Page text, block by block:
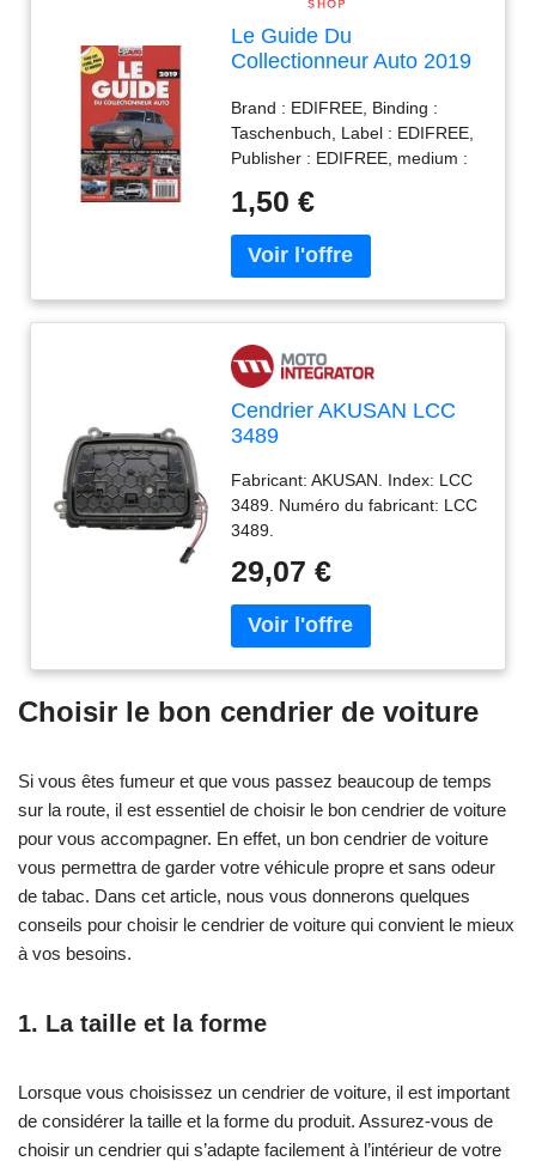
Le Guide Du
Collectionneur Auto 2019
Adresses Et Infos Pour
Rouler En Voiture De
Collection
Brand : EDIFREE, Binding :
Taschenbuch, Label : EDIFREE,
Publisher : EDIFREE, medium :
288, publicationDate : 2019-02-
14, ISBN : 2905171936
1,50 €
Cendrier AKUSAN LCC
3489
Fabricant: AKUSAN. Index: LCC
3489. Numéro du fabricant: LCC
3489.
29,07 €
Choisir le bon cendrier de voiture
Si vous êtes fumeur et que vous passez beaucoup de temps
sur la route, il est essentiel de choisir le bon cendrier de voiture
pour vous accompagner. En effet, un bon cendrier de voiture
vous permettra de garder votre véhicule propre et sans odeur
de tabac. Dans cet article, nous vous donnerons quelques
conseils pour choisir le cendrier de voiture qui convient le mieux
à vos besoins.
1. La taille et la forme
Lorsque vous choisissez un cendrier de voiture, il est important
de considérer la taille et la forme du produit. Assurez-vous de
choisir un cendrier qui s’adapte facilement à l’intérieur de votre